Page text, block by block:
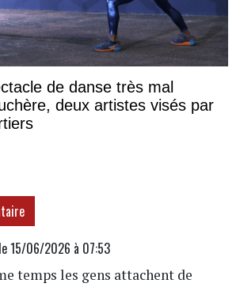
de danse très mal
deux artistes visés par
le 15/06/2026 à 07:53
temps les gens attachent de